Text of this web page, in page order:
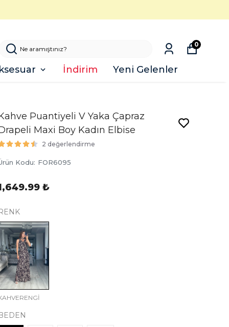
İndirim Yeni Gelenler
0
Puantiyeli V Yaka Çapraz
Maxi Boy Kadın Elbise
2 değerlendirme
Kodu: FOR6095
₺